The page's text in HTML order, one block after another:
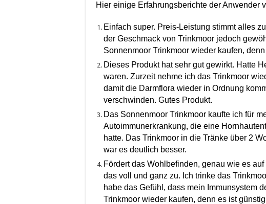
Hier einige Erfahrungsberichte der Anwender
Einfach super. Preis-Leistung stimmt alles
der Geschmack von Trinkmoor jedoch
Sonnenmoor Trinkmoor wieder kaufen,
Dieses Produkt hat sehr gut gewirkt. Hatte
waren. Zurzeit nehme ich das Trinkmoor
damit die Darmflora wieder in Ordnung
verschwinden. Gutes Produkt.
Das Sonnenmoor Trinkmoor kaufte ich für
Autoimmunerkrankung, die eine
hatte. Das Trinkmoor in die Tränke über 2
war es deutlich besser.
Fördert das Wohlbefinden, genau wie es
das voll und ganz zu. Ich trinke das
habe das Gefühl, dass mein Immunsystem
Trinkmoor wieder kaufen, denn es ist